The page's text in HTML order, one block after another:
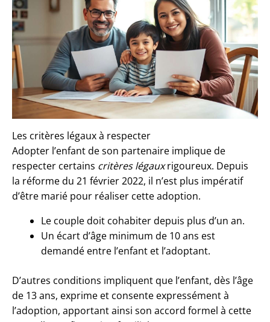
Les critères légaux à respecter
Adopter l’enfant de son partenaire implique de
respecter certains critères légauxrigoureux. Depuis
la réforme du 21 février 2022, il n’est plus impératif
d’être marié pour réaliser cette adoption.
Le couple doit cohabiter depuis plus d’un an.
Un écart d’âge minimum de 10 ans est
demandé entre l’enfant et l’adoptant.
D’autres conditions impliquent que l’enfant, dès l’âge
de 13 ans, exprime et consente expressément à
l’adoption, apportant ainsi son accord formel à cette